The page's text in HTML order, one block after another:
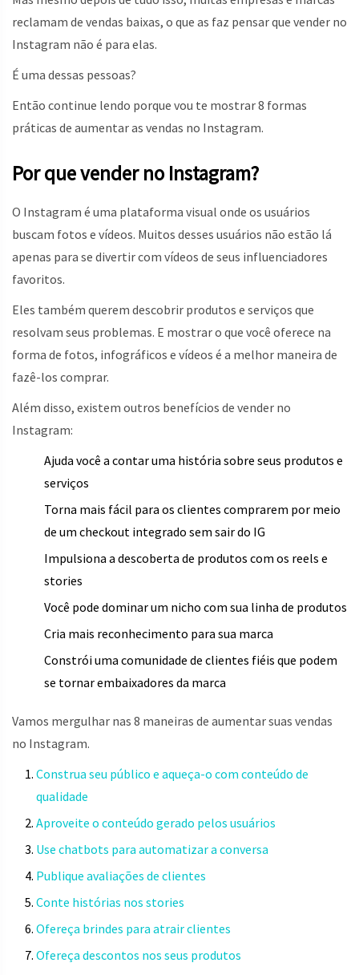
reclamam de vendas baixas, o que as faz pensar que vender no
Instagram não é para elas.
É uma dessas pessoas?
Então continue lendo porque vou te mostrar 8 formas
práticas de aumentar as vendas no Instagram.
Por que vender no Instagram?
O Instagram é uma plataforma visual onde os usuários
buscam fotos e vídeos. Muitos desses usuários não estão lá
apenas para se divertir com vídeos de seus influenciadores
favoritos.
Eles também querem descobrir produtos e serviços que
resolvam seus problemas. E mostrar o que você oferece na
forma de fotos, infográficos e vídeos é a melhor maneira de
fazê-los comprar.
Além disso, existem outros benefícios de vender no
Instagram:
Ajuda você a contar uma história sobre seus produtos e
serviços
Torna mais fácil para os clientes comprarem por meio
de um checkout integrado sem sair do IG
Impulsiona a descoberta de produtos com os reels e
stories
Você pode dominar um nicho com sua linha de produtos
Cria mais reconhecimento para sua marca
Constrói uma comunidade de clientes fiéis que podem
se tornar embaixadores da marca
Vamos mergulhar nas 8 maneiras de aumentar suas vendas
no Instagram.
Construa seu público e aqueça-o com conteúdo de
qualidade
Aproveite o conteúdo gerado pelos usuários
Use chatbots para automatizar a conversa
Publique avaliações de clientes
Conte histórias nos stories
Ofereça brindes para atrair clientes
Ofereça descontos nos seus produtos